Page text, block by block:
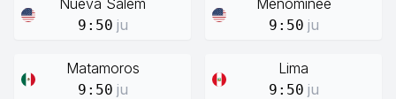
Nueva Salem
9:50 ju
Menominee
9:50 ju
Matamoros
9:50 ju
Lima
9:50 ju